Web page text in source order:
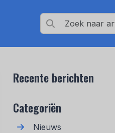
Recente berichten
Categoriën
Nieuws